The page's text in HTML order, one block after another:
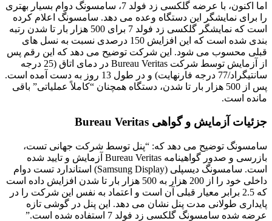
اما اکنون، با عرضه گلکسی زد فولد 7، سامسونگ دوام بسیار بهتری
را برای نمایشگر این دستگاه وعده می دهد. سامسونگ اعلام کرده
است که نمایشگر گلکسی زد فولد 7 برای 500 هزار بار تا شدن رتبه
بندی شده است که این افزایش 150 درصدی نسبت به نسل های
قبلی محسوب می شود. این شرکت توضیح می دهد که این رقم پس
از آزمایش توسط شرکت Bureau Veritas در دمای اتاق (25 درجه
سانتیگراد/77 درجه فارنهایت) و در طول 13 روز به دست آمده است.
پس از 500 هزار بار تا شدن، دستگاه همچنان “کاملاً عملیاتی” باقی
مانده است.
جزئیات آزمایش و گواهی Bureau Veritas
سامسونگ توضیح می دهد که: “پنل توسط شرکت جهانی تست،
بازرسی و صدور گواهینامه Bureau Veritas آزمایش و تایید شده
است. سامسونگ دیسپلی (Samsung Display) استاندارد تست دوام
داخلی خود را از 200 هزار به 500 هزار بار تا شدن افزایش داده است
که 2.5 برابر معیار قبلی آن است و اعتماد به نفس این شرکت را در
پایداری طولانی مدت پنل نشان می دهد. این پنل در گوشی تازه
عرضه شده سامسونگ گلکسی زد فولد 7 استفاده شده است.”